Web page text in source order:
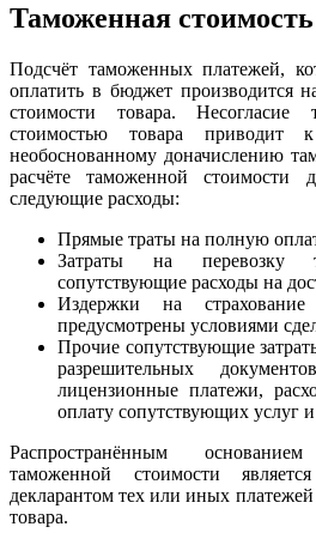
Таможенная стоимость
Подсчёт таможенных платежей,
оплатить в бюджет производится
стоимости товара. Несогласие
стоимостью товара приводит
необоснованному доначислению
расчёте таможенной стоимости
следующие расходы:
Прямые траты на полную
Затраты на перевозку
сопутствующие расходы на
Издержки на
предусмотрены условиями
Прочие сопутствующие
разрешительных
лицензионные платежи,
оплату сопутствующих услуг
Распространённым
таможенной стоимости
декларантом тех или иных
товара.